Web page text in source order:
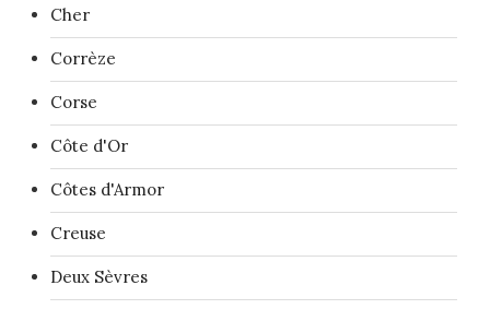
Cher
Corrèze
Corse
Côte d'Or
Côtes d'Armor
Creuse
Deux Sèvres